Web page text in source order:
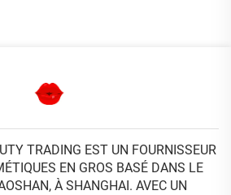
TRADING EST UN FOURNISSEUR
EN GROS BASÉ DANS LE
À SHANGHAI. AVEC UN